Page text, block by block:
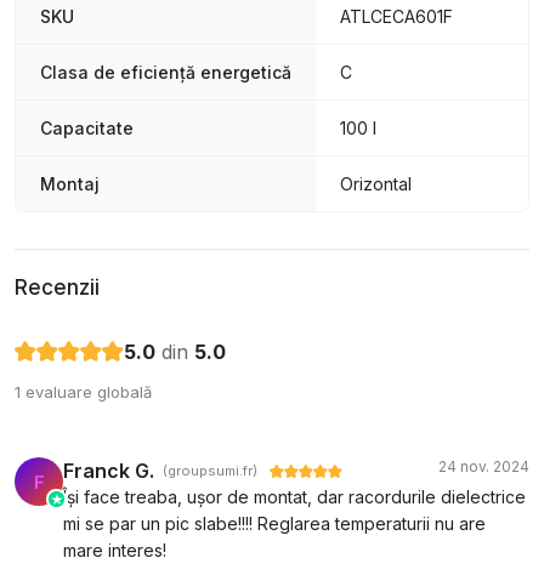
SKU ATLCECA601F
Clasa de eficiență energetică C
Capacitate 100 l
Montaj Orizontal
Recenzii
5.0 din 5.0
1 evaluare globală
F Franck G. (groupsumi.fr) 24 nov. 2024
Își face treaba, ușor de montat, dar racordurile dielectrice
mi se par un pic slabe!!!! Reglarea temperaturii nu are
mare interes!